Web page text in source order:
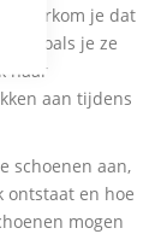
voorkom je dat
zoals je ze
naar
aan tijdens
schoenen aan,
ontstaat en hoe
mogen